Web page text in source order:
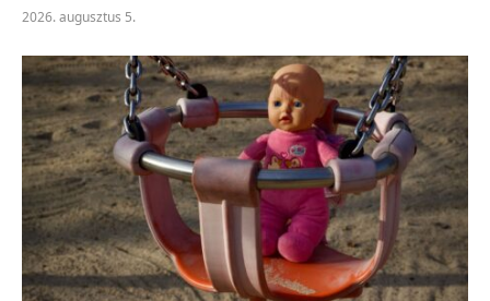
2026. augusztus 5.